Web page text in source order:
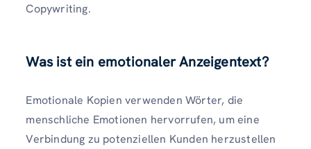
Copywriting.
Was ist ein emotionaler Anzeigentext?
Emotionale Kopien verwenden Wörter, die
menschliche Emotionen hervorrufen, um eine
Verbindung zu potenziellen Kunden herzustellen